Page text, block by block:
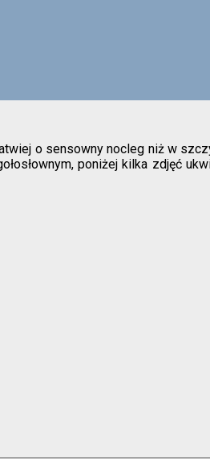
o sensowny nocleg niż w
poniżej kilka zdjęć